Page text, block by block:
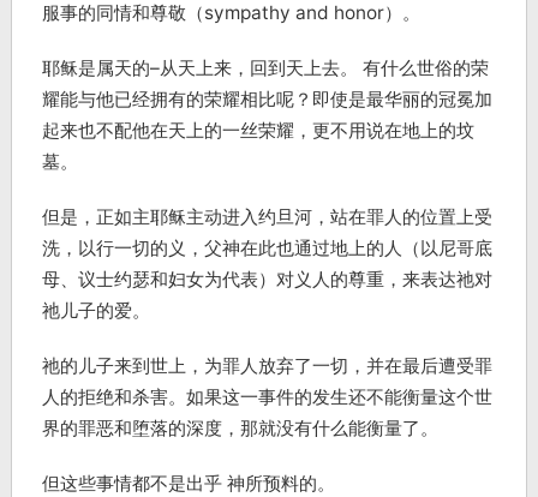
服事的同情和尊敬（sympathy and honor）。
耶稣是属天的–从天上来，回到天上去。 有什么世俗的荣
耀能与他已经拥有的荣耀相比呢？即使是最华丽的冠冕加
起来也不配他在天上的一丝荣耀，更不用说在地上的坟
墓。
但是，正如主耶稣主动进入约旦河，站在罪人的位置上受
洗，以行一切的义，父神在此也通过地上的人（以尼哥底
母、议士约瑟和妇女为代表）对义人的尊重，来表达祂对
祂儿子的爱。
祂的儿子来到世上，为罪人放弃了一切，并在最后遭受罪
人的拒绝和杀害。如果这一事件的发生还不能衡量这个世
界的罪恶和堕落的深度，那就没有什么能衡量了。
但这些事情都不是出乎 神所预料的。